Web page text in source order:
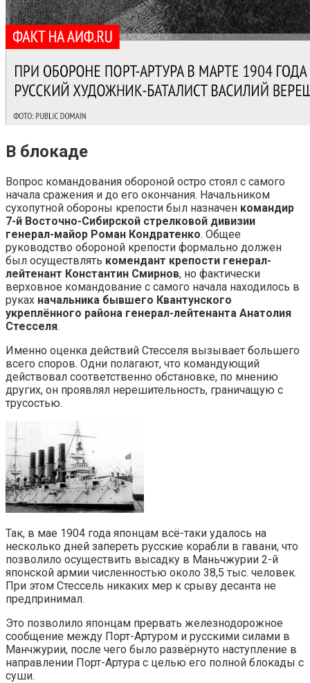
В блокаде
Вопрос командования обороной остро стоял с самого
начала сражения и до его окончания. Начальником
сухопутной обороны крепости был назначен командир
7-й Восточно-Сибирской стрелковой дивизии
генерал-майор Роман Кондратенко. Общее
руководство обороной крепости формально должен
был осуществлять комендант крепости генерал-
лейтенант Константин Смирнов, но фактически
верховное командование с самого начала находилось в
руках начальника бывшего Квантунского
укреплённого района генерал-лейтенанта Анатолия
Стесселя.
Именно оценка действий Стесселя вызывает большего
всего споров. Одни полагают, что командующий
действовал соответственно обстановке, по мнению
других, он проявлял нерешительность, граничащую с
трусостью.
Так, в мае 1904 года японцам всё-таки удалось на
несколько дней запереть русские корабли в гавани, что
позволило осуществить высадку в Маньчжурии 2-й
японской армии численностью около 38,5 тыс. человек.
При этом Стессель никаких мер к срыву десанта не
предпринимал.
Это позволило японцам прервать железнодорожное
сообщение между Порт-Артуром и русскими силами в
Манчжурии, после чего было развёрнуто наступление в
направлении Порт-Артура с целью его полной блокады с
суши.